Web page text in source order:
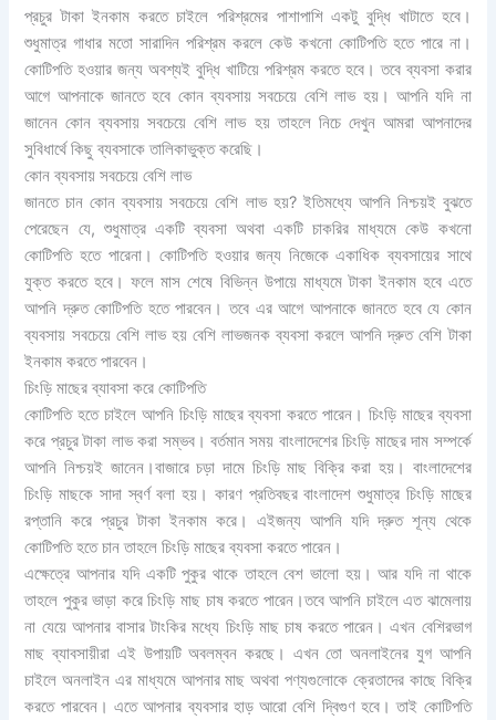
প্রচুর টাকা ইনকাম করতে চাইলে পরিশ্রমের পাশাপাশি একটু বুদ্ধি খাটাতে হবে।
শুধুমাত্র গাধার মতো সারাদিন পরিশ্রম করলে কেউ কখনো কোটিপতি হতে পারে না।
কোটিপতি হওয়ার জন্য অবশ্যই বুদ্ধি খাটিয়ে পরিশ্রম করতে হবে। তবে ব্যবসা করার
আগে আপনাকে জানতে হবে কোন ব্যবসায় সবচেয়ে বেশি লাভ হয়। আপনি যদি না
জানেন কোন ব্যবসায় সবচেয়ে বেশি লাভ হয় তাহলে নিচে দেখুন আমরা আপনাদের
সুবিধার্থে কিছু ব্যবসাকে তালিকাভুক্ত করেছি।
কোন ব্যবসায় সবচেয়ে বেশি লাভ
জানতে চান কোন ব্যবসায় সবচেয়ে বেশি লাভ হয়? ইতিমধ্যে আপনি নিশ্চয়ই বুঝতে
পেরেছেন যে, শুধুমাত্র একটি ব্যবসা অথবা একটি চাকরির মাধ্যমে কেউ কখনো
কোটিপতি হতে পারেনা। কোটিপতি হওয়ার জন্য নিজেকে একাধিক ব্যবসায়ের সাথে
যুক্ত করতে হবে। ফলে মাস শেষে বিভিন্ন উপায়ে মাধ্যমে টাকা ইনকাম হবে এতে
আপনি দ্রুত কোটিপতি হতে পারবেন। তবে এর আগে আপনাকে জানতে হবে যে কোন
ব্যবসায় সবচেয়ে বেশি লাভ হয় বেশি লাভজনক ব্যবসা করলে আপনি দ্রুত বেশি টাকা
ইনকাম করতে পারবেন।
চিংড়ি মাছের ব্যাবসা করে কোটিপতি
কোটিপতি হতে চাইলে আপনি চিংড়ি মাছের ব্যবসা করতে পারেন। চিংড়ি মাছের ব্যবসা
করে প্রচুর টাকা লাভ করা সম্ভব। বর্তমান সময় বাংলাদেশের চিংড়ি মাছের দাম সম্পর্কে
আপনি নিশ্চয়ই জানেন।বাজারে চড়া দামে চিংড়ি মাছ বিক্রি করা হয়। বাংলাদেশের
চিংড়ি মাছকে সাদা স্বর্ণ বলা হয়। কারণ প্রতিবছর বাংলাদেশ শুধুমাত্র চিংড়ি মাছের
রপ্তানি করে প্রচুর টাকা ইনকাম করে। এইজন্য আপনি যদি দ্রুত শূন্য থেকে
কোটিপতি হতে চান তাহলে চিংড়ি মাছের ব্যবসা করতে পারেন।
এক্ষেত্রে আপনার যদি একটি পুকুর থাকে তাহলে বেশ ভালো হয়। আর যদি না থাকে
তাহলে পুকুর ভাড়া করে চিংড়ি মাছ চাষ করতে পারেন।তবে আপনি চাইলে এত ঝামেলায়
না যেয়ে আপনার বাসার টাংকির মধ্যে চিংড়ি মাছ চাষ করতে পারেন। এখন বেশিরভাগ
মাছ ব্যাবসায়ীরা এই উপায়টি অবলম্বন করছে। এখন তো অনলাইনের যুগ আপনি
চাইলে অনলাইন এর মাধ্যমে আপনার মাছ অথবা পণ্যগুলোকে ক্রেতাদের কাছে বিক্রি
করতে পারবেন। এতে আপনার ব্যবসার হাড় আরো বেশি দ্বিগুণ হবে। তাই কোটিপতি